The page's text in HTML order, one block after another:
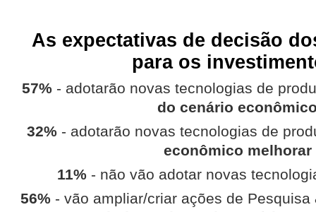
As expectativas de decisão
para os
57% - adotarão novas tecnologias de
do cenário
32% - adotarão novas tecnologias de
econômico melhorar
11% - não vão adotar novas
56% - vão ampliar/criar ações de